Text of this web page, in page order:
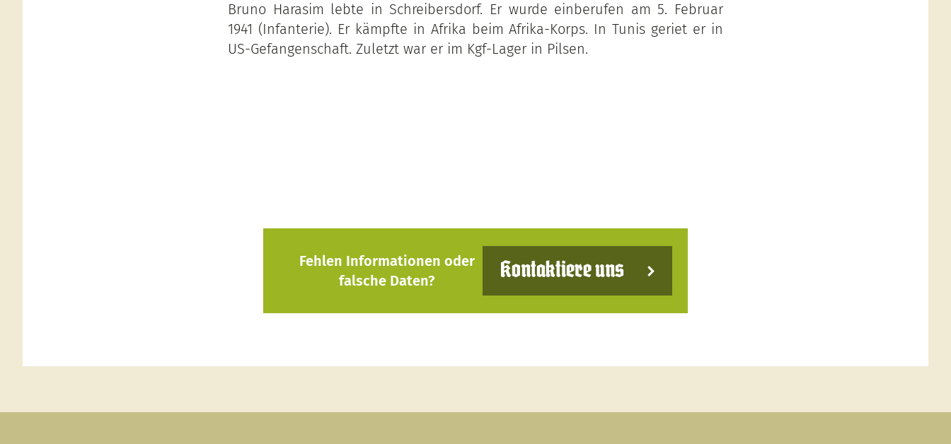
Bruno Harasim lebte in Schreibersdorf. Er wurde einberufen am 5. Februar
1941 (Infanterie). Er kämpfte in Afrika beim Afrika-Korps. In Tunis geriet er in
US-Gefangenschaft. Zuletzt war er im Kgf-Lager in Pilsen.
Fehlen Informationen oder
falsche Daten?
Kontaktiere uns